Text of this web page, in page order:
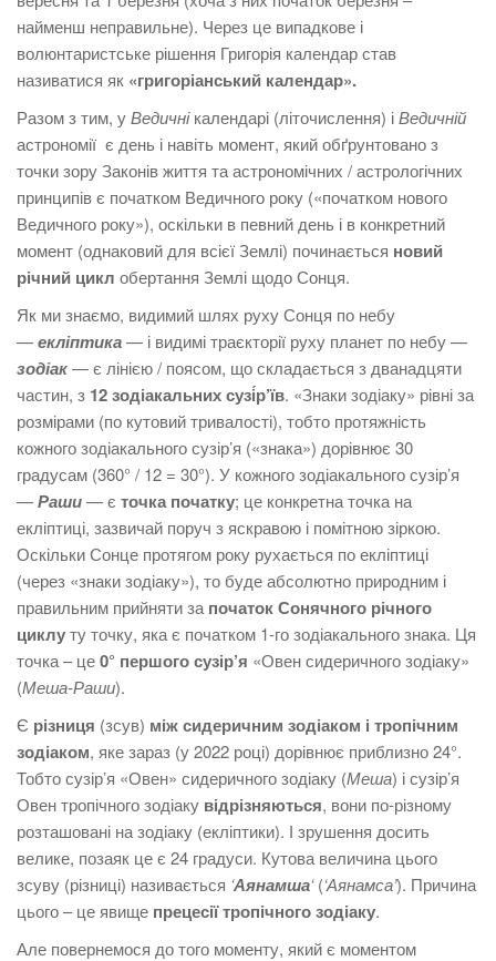
найменш неправильне). Через це випадкове і
волюнтаристське рішення Григорія календар став
називатися як «григоріанський календар».
Разом з тим, уВедичнікалендарі (літочислення) іВедичній
астрономії є день і навіть момент, який обґрунтовано з
точки зору Законів життя та астрономічних / астрологічних
принципів є початком Ведичного року («початком нового
Ведичного року»), оскільки в певний день і в конкретний
момент (однаковий для всієї Землі) починається новий
річний цикл обертання Землі щодо Сонця.
Як ми знаємо, видимий шлях руху Сонця по небу
—екліптика— і видимі траєкторії руху планет по небу —
зодіак— є лінією / поясом, що складається з дванадцяти
частин, з 12 зодіакальних сузі́р’їв. «Знаки зодіаку» рівні за
розмірами (по кутовий тривалості), тобто протяжність
кожного зодіакального сузір’я («знака») дорівнює 30
градусам (360° / 12 = 30°). У кожного зодіакального сузір’я
—Раши— є точка початку; це конкретна точка на
екліптиці, зазвичай поруч з яскравою і помітною зіркою.
Оскільки Сонце протягом року рухається по екліптиці
(через «знаки зодіаку»), то буде абсолютно природним і
правильним прийняти за початок Сонячного річного
циклуту точку, яка є початком 1-го зодіакального знака. Ця
точка – це0° першого сузір’я «Овен сидеричного зодіаку»
(Меша-Раши).
Є різниця (зсув) між сидеричним зодіаком і тропічним
зодіаком, яке зараз (у 2022 році) дорівнює приблизно 24°.
Тобто сузір’я «Овен» сидеричного зодіаку (Меша) і сузір’я
Овен тропічного зодіаку відрізняються, вони по-різному
розташовані на зодіаку (екліптики). І зрушення досить
велике, позаяк це є 24 градуси. Кутова величина цього
зсуву (різниці) називається ‘Аянамша‘(‘Аянамса’). Причина
цього – це явище прецесії тропічного зодіаку.
Але повернемося до того моменту, який є моментом